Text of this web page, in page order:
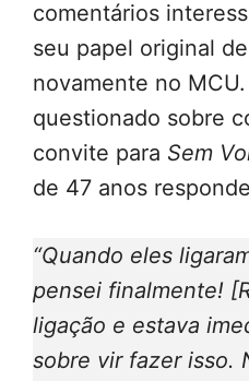
comentários
seu papel original
novamente no
questionado sobre
convite para Sem
de 47 anos
“Quando eles
pensei finalmente!
ligação e estava
sobre vir fazer isso.